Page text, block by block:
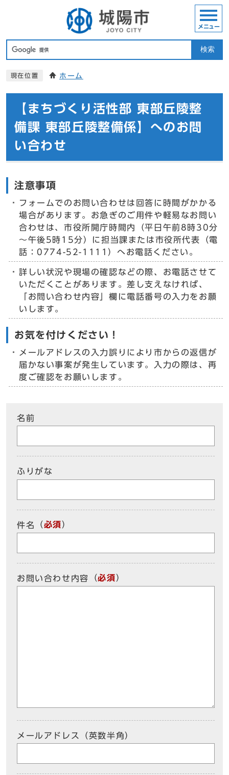
検索
メニュー
現在位置 ホーム
【まちづくり活性部 東部丘陵整
備課 東部丘陵整備係】へのお問
い合わせ
注意事項
フォームでのお問い合わせは回答に時間がかかる
場合があります。お急ぎのご用件や軽易なお問い
合わせは、市役所開庁時間内（平日午前8時30分
～午後5時15分）に担当課または市役所代表（電
話：0774-52-1111）へお電話ください。
詳しい状況や現場の確認などの際、お電話させて
いただくことがあります。差し支えなければ、
「お問い合わせ内容」欄に電話番号の入力をお願
いします。
お気を付けください！
メールアドレスの入力誤りにより市からの返信が
届かない事案が発生しています。入力の際は、再
度ご確認をお願いします。
名前
ふりがな
件名 （必須）
お問い合わせ内容 （必須）
メールアドレス（英数半角）